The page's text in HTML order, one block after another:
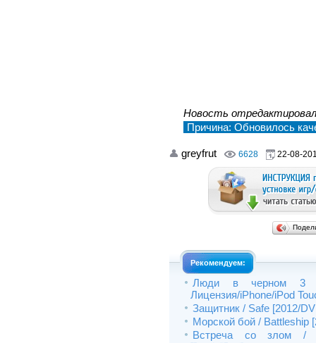
Новость
Причина: Обновилось
greyfrut 6628 22-08-
Рекомендуем:
Люди в черном 3
Лицензия/iPhone/iPod
Защитник / Safe [2012/
Морской бой / Battleship
Встреча со злом /